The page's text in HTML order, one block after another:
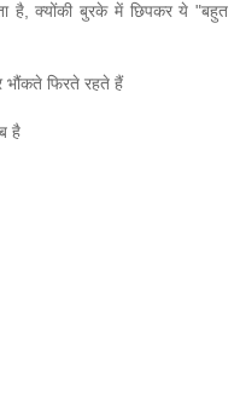
है, क्योंकी बुरके में छिपकर ये "बहुत
भौंकते फिरते रहते हैं
है